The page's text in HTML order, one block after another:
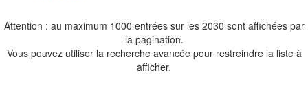
Attention : au maximum 1000 entrées sur les 2030 sont affichées par
la pagination.
Vous pouvez utiliser la recherche avancée pour restreindre la liste à
afficher.